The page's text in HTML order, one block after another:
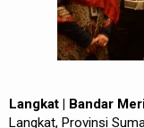
Langkat | Bandar
Langkat, Provinsi